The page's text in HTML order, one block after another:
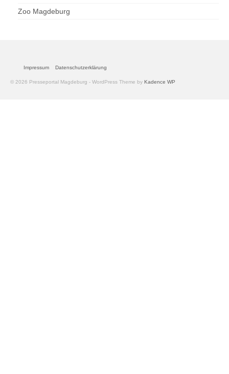
Zoo Magdeburg
Impressum Datenschutzerklärung
© 2026 Presseportal Magdeburg - WordPress Theme by Kadence WP